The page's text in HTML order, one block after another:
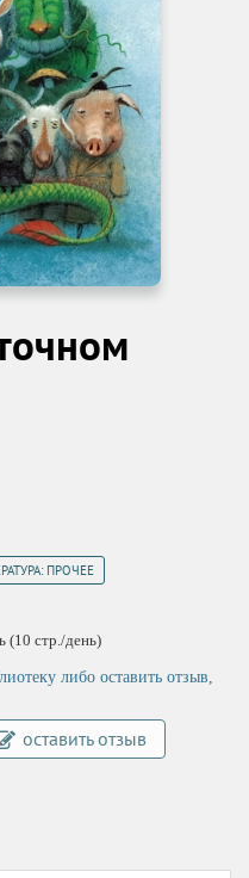
ПРОЧЕЕ
(10 стр./день)
либо оставить отзыв,
оставить отзыв